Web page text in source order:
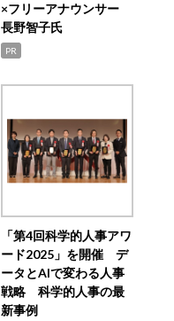
×フリーアナウンサー
長野智子氏
PR
「第4回科学的人事アワ
ード2025」を開催 デ
ータとAIで変わる人事
戦略 科学的人事の最
新事例